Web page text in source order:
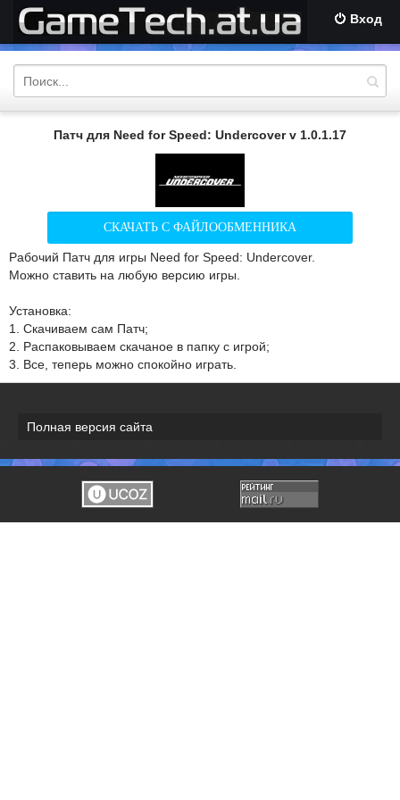
Вход
Патч для Need for Speed: Undercover v 1.0.1.17
СКАЧАТЬ С ФАЙЛООБМЕННИКА
Рабочий Патч для игры Need for Speed: Undercover.
Можно ставить на любую версию игры.
Установка:
1. Скачиваем сам Патч;
2. Распаковываем скачаное в папку с игрой;
3. Все, теперь можно спокойно играть.
Полная версия сайта